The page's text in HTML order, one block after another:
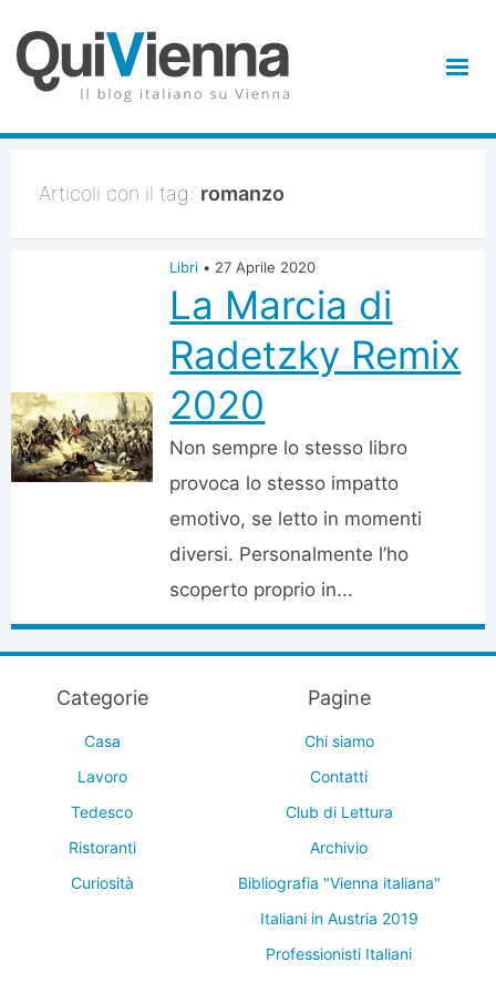
Articoli con il tag: romanzo
Libri • 27 Aprile 2020
La Marcia di
Radetzky Remix
2020
Non sempre lo stesso libro
provoca lo stesso impatto
emotivo, se letto in momenti
diversi. Personalmente l’ho
scoperto proprio in...
Categorie
Casa
Lavoro
Tedesco
Ristoranti
Curiosità
Pagine
Chi siamo
Contatti
Club di Lettura
Archivio
Bibliografia "Vienna italiana"
Italiani in Austria 2019
Professionisti Italiani